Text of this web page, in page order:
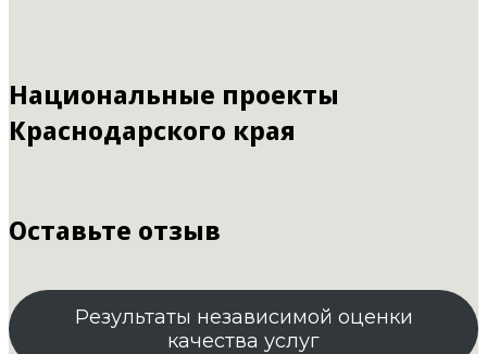
Национальные проекты
Краснодарского края
Оставьте отзыв
Результаты независимой оценки
качества услуг